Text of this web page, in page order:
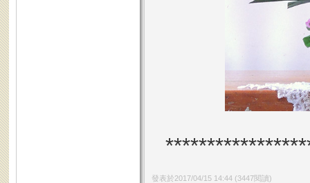
發表於2017/04/15 14:44(3447閱讀)